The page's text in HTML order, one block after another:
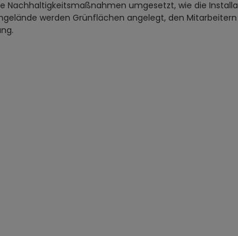
umgesetzt, wie die
werden Grünflächen angelegt, den